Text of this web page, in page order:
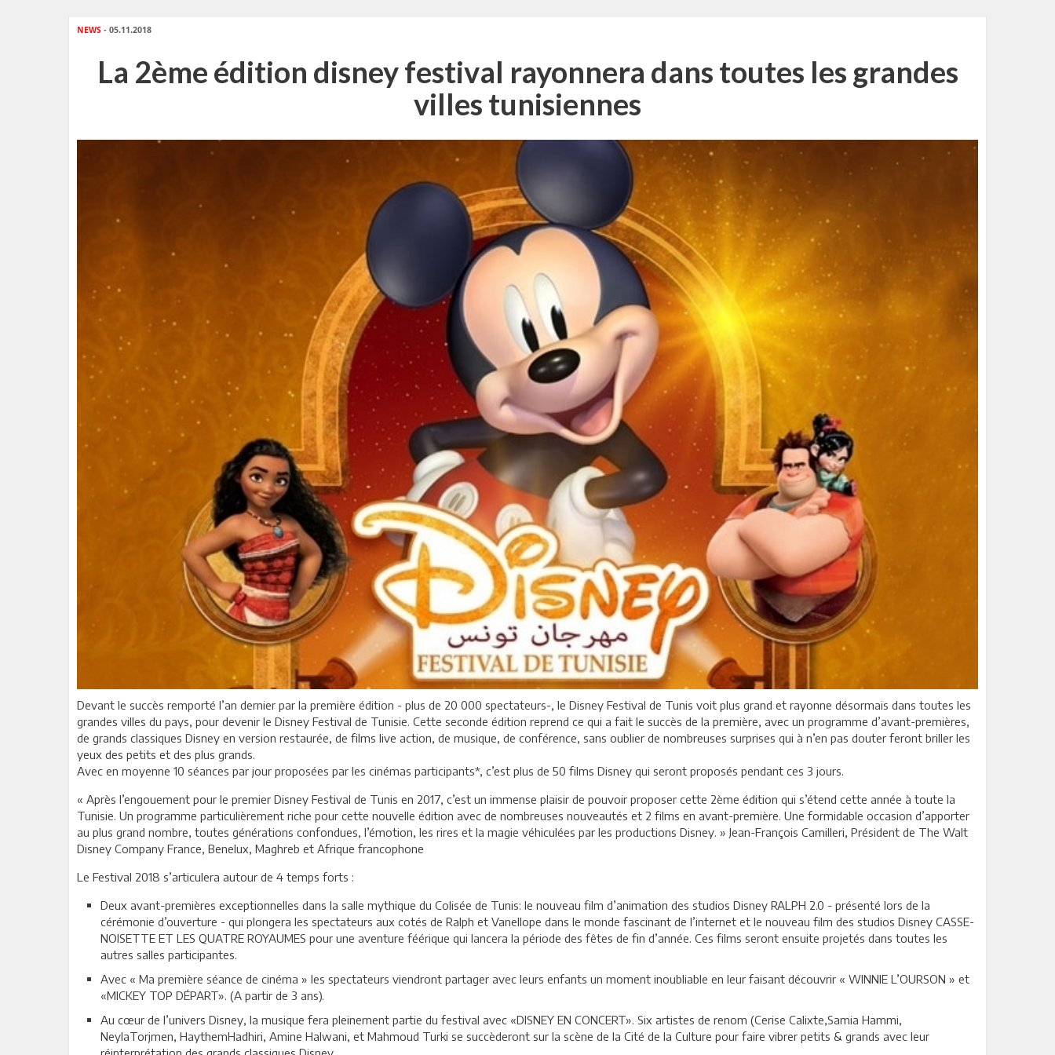
NEWS - 05.11.2018
La 2ème édition disney festival rayonnera dans toutes les grandes
villes tunisiennes
Devant le succès remporté l’an dernier par la première édition - plus de 20 000 spectateurs-, le Disney Festival de Tunis voit plus grand et rayonne désormais dans toutes les
grandes villes du pays, pour devenir le Disney Festival de Tunisie. Cette seconde édition reprend ce qui a fait le succès de la première, avec un programme d’avant-premières,
de grands classiques Disney en version restaurée, de films live action, de musique, de conférence, sans oublier de nombreuses surprises qui à n’en pas douter feront briller les
yeux des petits et des plus grands.
Avec en moyenne 10 séances par jour proposées par les cinémas participants*, c’est plus de 50 films Disney qui seront proposés pendant ces 3 jours.
« Après l’engouement pour le premier Disney Festival de Tunis en 2017, c’est un immense plaisir de pouvoir proposer cette 2ème édition qui s’étend cette année à toute la
Tunisie. Un programme particulièrement riche pour cette nouvelle édition avec de nombreuses nouveautés et 2 films en avant-première. Une formidable occasion d’apporter
au plus grand nombre, toutes générations confondues, l’émotion, les rires et la magie véhiculées par les productions Disney. » Jean-François Camilleri, Président de The Walt
Disney Company France, Benelux, Maghreb et Afrique francophone
Le Festival 2018 s’articulera autour de 4 temps forts :
Deux avant-premières exceptionnelles dans la salle mythique du Colisée de Tunis: le nouveau film d’animation des studios Disney RALPH 2.0 - présenté lors de la
cérémonie d’ouverture - qui plongera les spectateurs aux cotés de Ralph et Vanellope dans le monde fascinant de l’internet et le nouveau film des studios Disney CASSE-
NOISETTE ET LES QUATRE ROYAUMES pour une aventure féérique qui lancera la période des fêtes de fin d’année. Ces films seront ensuite projetés dans toutes les
autres salles participantes.
Avec « Ma première séance de cinéma » les spectateurs viendront partager avec leurs enfants un moment inoubliable en leur faisant découvrir « WINNIE L’OURSON » et
«MICKEY TOP DÉPART». (A partir de 3 ans).
Au cœur de l’univers Disney, la musique fera pleinement partie du festival avec «DISNEY EN CONCERT». Six artistes de renom (Cerise Calixte,Samia Hammi,
NeylaTorjmen, HaythemHadhiri, Amine Halwani, et Mahmoud Turki se succèderont sur la scène de la Cité de la Culture pour faire vibrer petits & grands avec leur